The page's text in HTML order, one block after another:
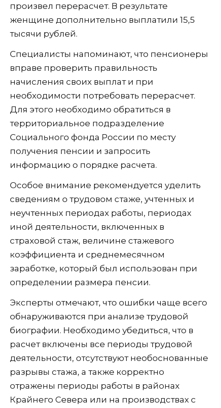
произвел перерасчет. В результате
женщине дополнительно выплатили 15,5
тысячи рублей.
Специалисты напоминают, что пенсионеры
вправе проверить правильность
начисления своих выплат и при
необходимости потребовать перерасчет.
Для этого необходимо обратиться в
территориальное подразделение
Социального фонда России по месту
получения пенсии и запросить
информацию о порядке расчета.
Особое внимание рекомендуется уделить
сведениям о трудовом стаже, учтенных и
неучтенных периодах работы, периодах
иной деятельности, включенных в
страховой стаж, величине стажевого
коэффициента и среднемесячном
заработке, который был использован при
определении размера пенсии.
Эксперты отмечают, что ошибки чаще всего
обнаруживаются при анализе трудовой
биографии. Необходимо убедиться, что в
расчет включены все периоды трудовой
деятельности, отсутствуют необоснованные
разрывы стажа, а также корректно
отражены периоды работы в районах
Крайнего Севера или на производствах с